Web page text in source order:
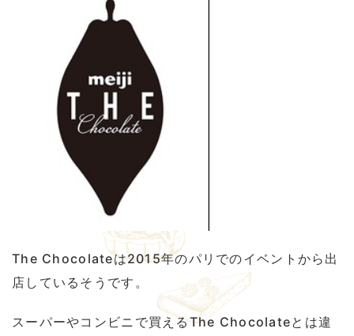
The Chocolateは2015年のパリでのイベントから出
店しているそうです。
スーパーやコンビニで買えるThe Chocolateとは違